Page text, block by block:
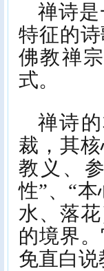
禅诗
特征的
佛教禅
式。
禅诗
裁，其
教义、
性”、“
水、落
的境界
免直白